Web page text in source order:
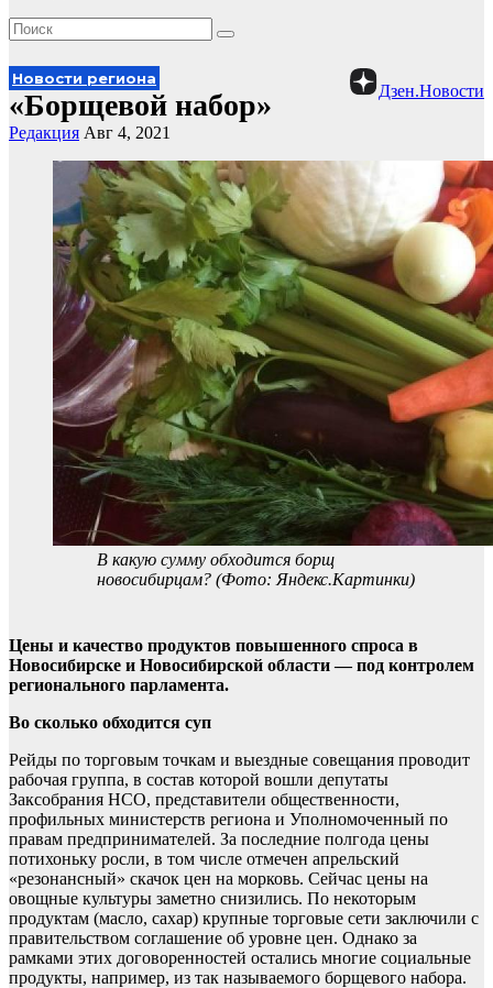
Дзен.Новости
Новости региона
«Борщевой набор»
Редакция Авг 4, 2021
В какую сумму обходится борщ
новосибирцам? (Фото: Яндекс.Картинки)
Цены и качество продуктов повышенного спроса в
Новосибирске и Новосибирской области — под контролем
регионального парламента.
Во сколько обходится суп
Рейды по торговым точкам и выездные совещания проводит
рабочая группа, в состав которой вошли депутаты
Заксобрания НСО, представители общественности,
профильных министерств региона и Уполномоченный по
правам предпринимателей. За последние полгода цены
потихоньку росли, в том числе отмечен апрельский
«резонансный» скачок цен на морковь. Сейчас цены на
овощные культуры заметно снизились. По некоторым
продуктам (масло, сахар) крупные торговые сети заключили с
правительством соглашение об уровне цен. Однако за
рамками этих договоренностей остались многие социальные
продукты, например, из так называемого борщевого набора.